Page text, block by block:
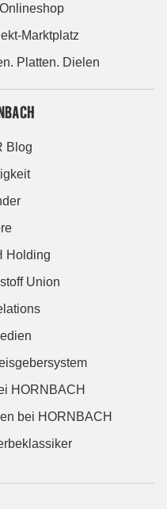
Marktplatz
Platten. Dielen
Blog
Holding
Union
HORNBACH
bei HORNBACH